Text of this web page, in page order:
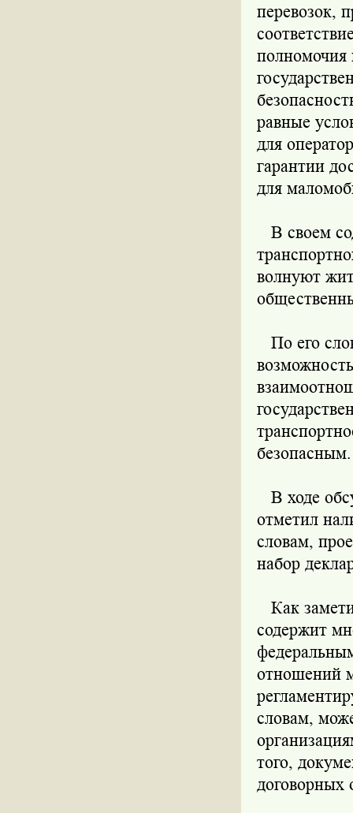
перевозок,
полномочия
равные
для
гарантии
для
В своем
волнуют
По его
безопасным.
В ходе
отметил
словам,
набор
Как
содержит
отношений
словам,
того,
договорных